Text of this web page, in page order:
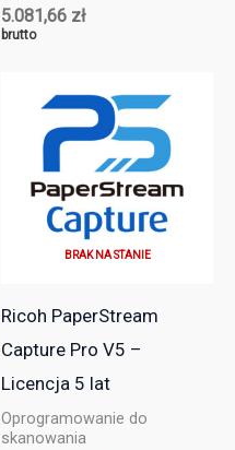
5.081,66 zł
brutto
BRAK NA STANIE
Ricoh PaperStream
Capture Pro V5 –
Licencja 5 lat
Oprogramowanie do
skanowania